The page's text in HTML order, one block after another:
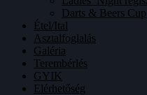
Darts & Beers Cup
Étel/Ital
Asztalfoglalás
Galéria
Terembérlés
GYIK
Elérhetőség